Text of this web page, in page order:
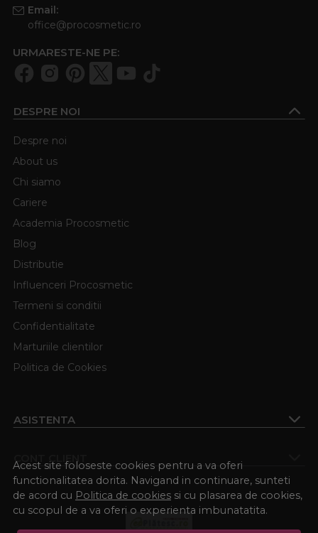
Acest site foloseste cookies pentru a va oferi
functionalitatea dorita. Navigand in continuare, sunteti
de acord cu Politica de cookies si cu plasarea de cookies,
cu scopul de a va oferi o experienta imbunatatita.
Email:
office@procosmetic.ro
URMARESTE-NE PE:
DESPRE NOI
Despre noi
About us
Chi siamo
Cariere
Academia Procosmetic
Blog
Distributie
Influenceri Procosmetic
Termeni si conditii
Confidentialitate
Marturiile clientilor
Politica de Cookies
ASISTENTA
CONT CLIENT